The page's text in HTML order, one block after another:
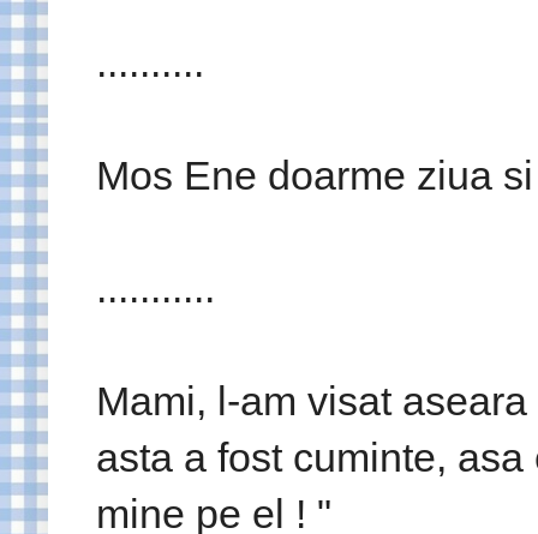
..........
Mos Ene doarme ziua
...........
Mami, l-am visat
asta a fost cuminte,
mine pe el ! "